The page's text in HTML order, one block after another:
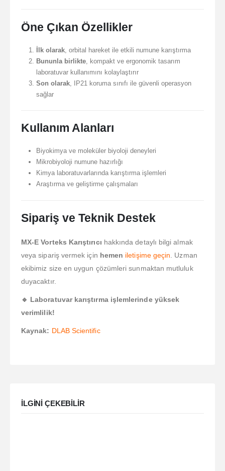
Öne Çıkan Özellikler
İlk olarak, orbital hareket ile etkili numune karıştırma
Bununla birlikte, kompakt ve ergonomik tasarım
laboratuvar kullanımını kolaylaştırır
Son olarak, IP21 koruma sınıfı ile güvenli operasyon
sağlar
Kullanım Alanları
Biyokimya ve moleküler biyoloji deneyleri
Mikrobiyoloji numune hazırlığı
Kimya laboratuvarlarında karıştırma işlemleri
Araştırma ve geliştirme çalışmaları
Sipariş ve Teknik Destek
MX-E Vorteks Karıştırıcı hakkında detaylı bilgi almak
veya sipariş vermek için hemen iletişime geçin. Uzman
ekibimiz size en uygun çözümleri sunmaktan mutluluk
duyacaktır.
🔹 Laboratuvar karıştırma işlemlerinde yüksek
verimlilik!
Kaynak: DLAB Scientific
ILGINI ÇEKEBILIR